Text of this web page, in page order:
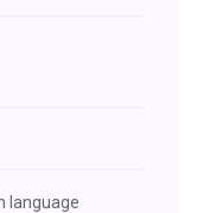
language